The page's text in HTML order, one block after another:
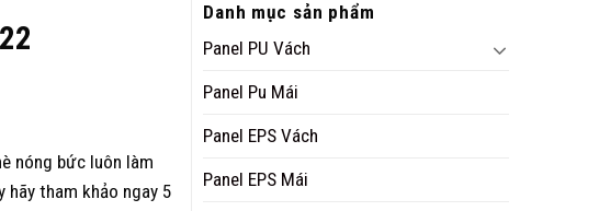
nóng bức luôn làm
tham khảo ngay 5
Danh mục sản phẩm
Panel PU Vách
Panel Pu Mái
Panel EPS Vách
Panel EPS Mái